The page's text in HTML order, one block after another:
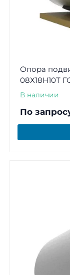
Опора
08Х18Н10Т
В наличии
По